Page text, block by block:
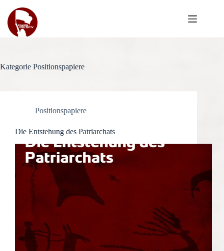
Inhalt
springen
Kategorie Positionspapiere
Positionspapiere
Die Entstehung des Patriarchats